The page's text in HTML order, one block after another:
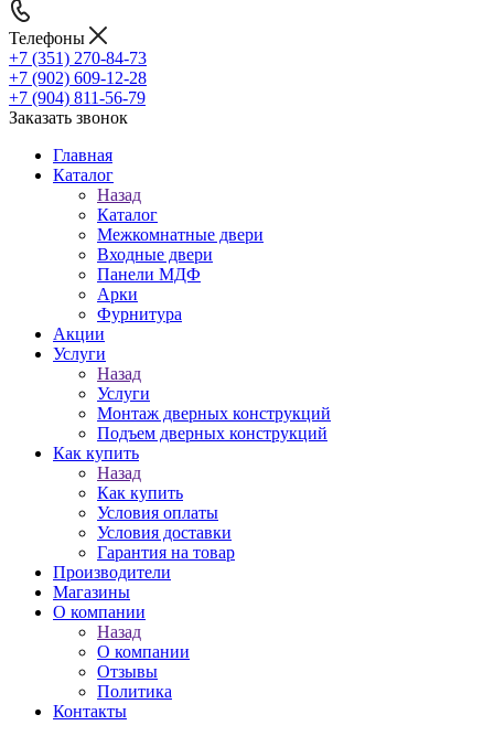
Телефоны
+7 (351) 270-84-73
+7 (902) 609-12-28
+7 (904) 811-56-79
Заказать звонок
Главная
Каталог
Назад
Каталог
Межкомнатные двери
Входные двери
Панели МДФ
Арки
Фурнитура
Акции
Услуги
Назад
Услуги
Монтаж дверных конструкций
Подъем дверных конструкций
Как купить
Назад
Как купить
Условия оплаты
Условия доставки
Гарантия на товар
Производители
Магазины
О компании
Назад
О компании
Отзывы
Политика
Контакты